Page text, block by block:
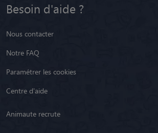
Besoin d'aide ?
Nous contacter
Notre FAQ
Paramétrer les cookies
Centre d'aide
Animaute recrute